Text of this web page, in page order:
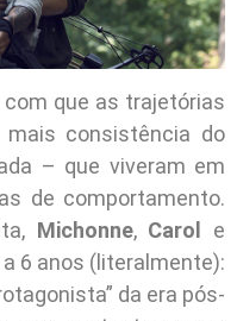
que as trajetórias
consistência do
– que viveram em
de comportamento.
Michonne, Carol
e
6 anos (literalmente):
da era pós-